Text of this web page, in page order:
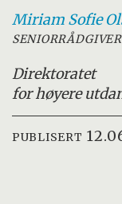
Miriam Sofie
SENIORRÅDGIVER
Direktoratet
for høyere
PUBLISERT